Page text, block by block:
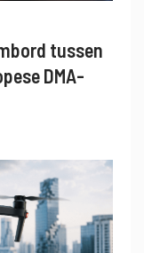
tussen
DMA-